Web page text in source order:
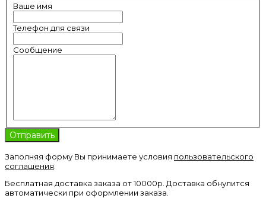
Ваше имя
Телефон для связи
Сообщение
Заполняя форму Вы принимаете условия пользовательского
соглашения
Бесплатная доставка заказа от 10000р. Доставка обнулится
автоматически при оформлении заказа.